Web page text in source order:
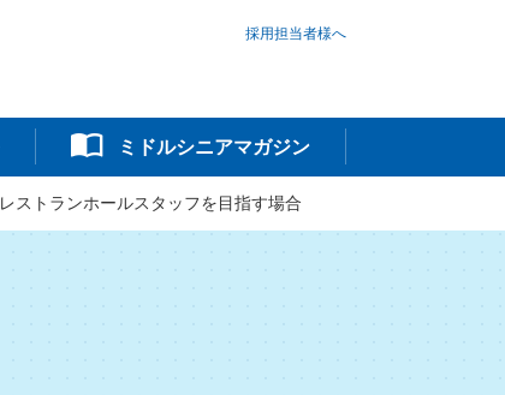
ミドルシニアマガジン
採用担当者様へ
レストランホールスタッフを目指す場合